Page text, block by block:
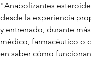
"Anabolizantes
desde la experiencia
y entrenado, durante
médico, farmacéutico o
en saber cómo